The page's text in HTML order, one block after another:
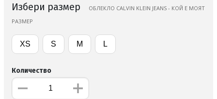
Избери размер
ОБЛЕКЛО CALVIN KLEIN JEANS - КОЙ Е МОЯТ
РАЗМЕР
XS S M L
Количество